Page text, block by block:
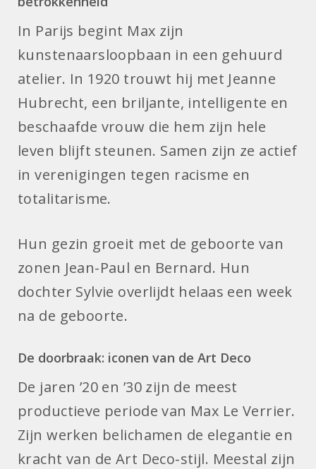
In Parijs begint Max zijn
kunstenaarsloopbaan in een gehuurd
atelier. In 1920 trouwt hij met Jeanne
Hubrecht, een briljante, intelligente en
beschaafde vrouw die hem zijn hele
leven blijft steunen. Samen zijn ze actief
in verenigingen tegen racisme en
totalitarisme.
Hun gezin groeit met de geboorte van
zonen Jean-Paul en Bernard. Hun
dochter Sylvie overlijdt helaas een week
na de geboorte.
De doorbraak: iconen van de Art Deco
De jaren ’20 en ’30 zijn de meest
productieve periode van Max Le Verrier.
Zijn werken belichamen de elegantie en
kracht van de Art Deco-stijl. Meestal zijn